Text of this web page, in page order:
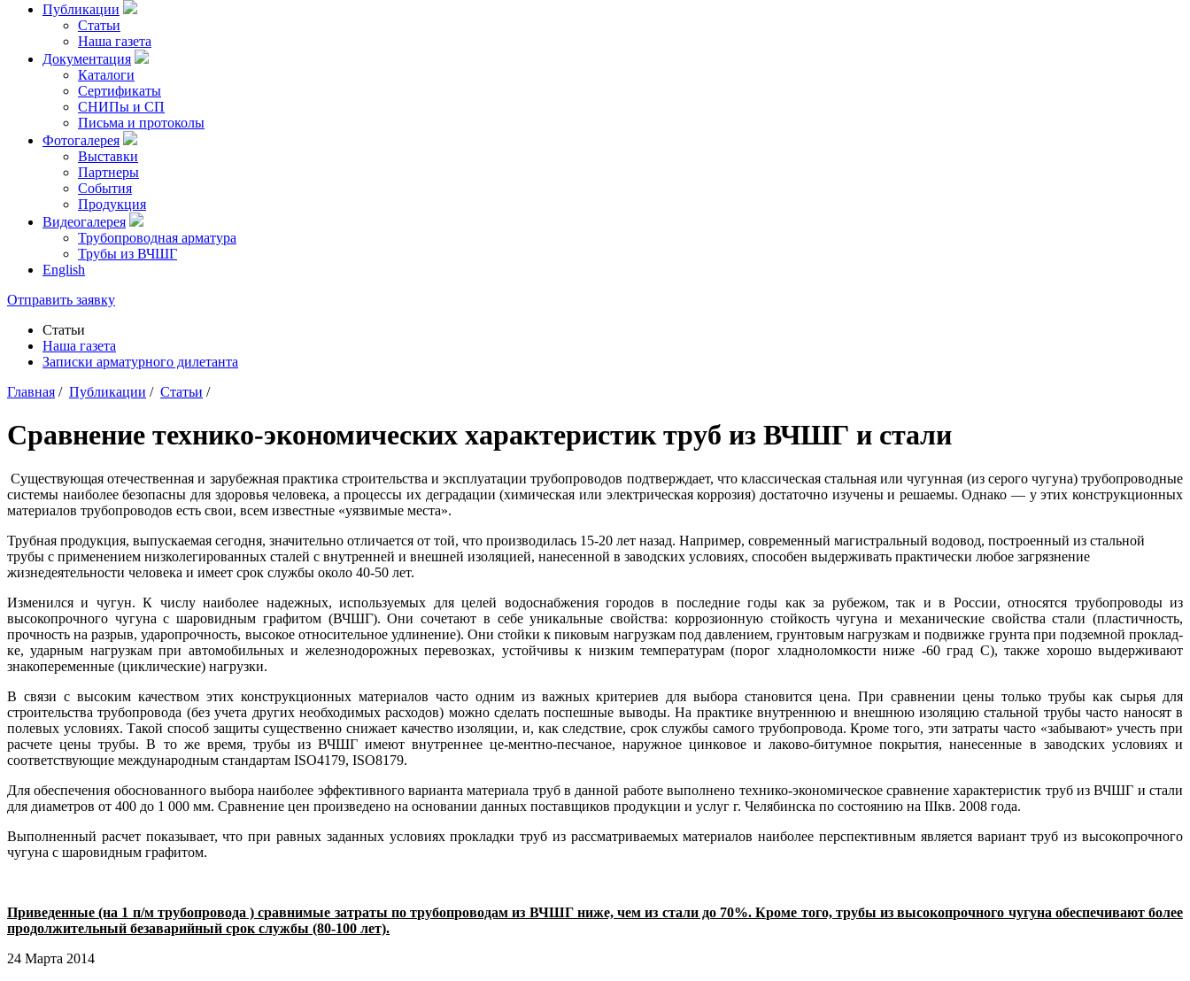
Публикации
Статьи
Наша газета
Документация
Каталоги
Сертификаты
СНИПы и СП
Письма и протоколы
Фотогалерея
Выставки
Партнеры
События
Продукция
Видеогалерея
Трубопроводная арматура
Трубы из ВЧШГ
English
Отправить заявку
Статьи
Наша газета
Записки арматурного дилетанта
Главная / Публикации / Статьи /
Сравнение технико-экономических характеристик труб из ВЧШГ и стали
Существующая отечественная и зарубежная практика строительства и эксплуатации трубопроводов подтверждает, что классическая стальная или чугунная (из серого чугуна) трубопроводные
системы наиболее безопасны для здоровья человека, а процессы их деградации (химическая или электрическая коррозия) достаточно изучены и решаемы. Однако — у этих конструкционных
материалов трубопроводов есть свои, всем известные «уязви­мые места».
Трубная продукция, выпускаемая сегодня, значительно отличается от той, что производилась 15-20 лет назад. Например, современный магистральный во­довод, построенный из стальной
трубы с применением низколегированных сталей с внутренней и внешней изоляцией, нанесенной в заводских условиях, способен выдерживать практически любое загрязнение
жизнедеятельности человека и имеет срок службы около 40-50 лет.
Изменился и чугун. К числу наиболее надежных, используемых для целей водоснабжения городов в последние годы как за рубежом, так и в России, отно­сятся трубопроводы из
высокопрочного чугуна с шаровидным графитом (ВЧШГ). Они сочетают в себе уникальные свойства: коррозионную стойкость чугуна и ме­ханические свойства стали (пластичность,
прочность на разрыв, ударопрочность, высокое относительное удлинение). Они стойки к пиковым нагрузкам под давлением, грунтовым нагрузкам и подвижке грунта при подземной проклад­
ке, ударным нагрузкам при автомобильных и железнодорожных перевозках, ус­тойчивы к низким температурам (порог хладноломкости ниже -60 град С), также хорошо выдерживают
знакопеременные (циклические) нагрузки.
В связи с высоким качеством этих конструкционных материалов часто од­ним из важных критериев для выбора становится цена. При сравнении цены толь­ко трубы как сырья для
строительства трубопровода (без учета других необходи­мых расходов) можно сделать поспешные выводы. На практике внутреннюю и внешнюю изоляцию стальной трубы часто наносят в
полевых условиях. Такой способ защиты существенно снижает качество изоляции, и, как следствие, срок службы самого трубопровода. Кроме того, эти затраты часто «забывают» учесть при
расчете цены трубы. В то же время, трубы из ВЧШГ имеют внутреннее це-ментно-песчаное, наружное цинковое и лаково-битумное покрытия, нанесенные в заводских условиях и
соответствующие международным стандартам ISO4179, ISO8179.
Для обеспечения обоснованного выбора наиболее эффективного варианта материала труб в данной работе выполнено технико-экономическое сравнение характеристик труб из ВЧШГ и стали
для диаметров от 400 до 1 000 мм. Сравне­ние цен произведено на основании данных поставщиков продукции и услуг г. Че­лябинска по состоянию на IIIкв. 2008 года.
Выполненный расчет показывает, что при равных заданных условиях про­кладки труб из рассматриваемых материалов наиболее перспективным является вариант труб из высокопрочного
чугуна с шаровидным графитом.
Приведенные (на 1 п/м трубопровода ) сравнимые затраты по трубо­проводам из ВЧШГ ниже, чем из стали до 70%. Кроме того, трубы из высоко­прочного чугуна обеспечивают более
продолжительный безаварийный срок службы (80-100 лет).
24 Марта 2014